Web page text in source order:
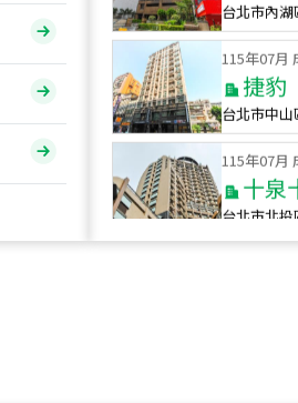
115年07月
捷豹
台北市中山
115年07月
十泉
台北市北投
115年07月